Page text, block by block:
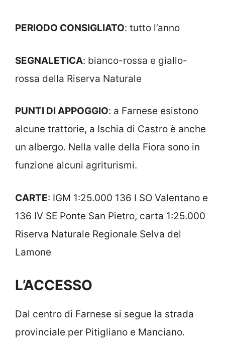
PERIODO CONSIGLIATO: tutto l’anno
SEGNALETICA: bianco-rossa e giallo-
rossa della Riserva Naturale
PUNTI DI APPOGGIO: a Farnese esistono
alcune trattorie, a Ischia di Castro è anche
un albergo. Nella valle della Fiora sono in
funzione alcuni agriturismi.
CARTE: IGM 1:25.000 136 I SO Valentano e
136 IV SE Ponte San Pietro, carta 1:25.000
Riserva Naturale Regionale Selva del
Lamone
L’ACCESSO
Dal centro di Farnese si segue la strada
provinciale per Pitigliano e Manciano.